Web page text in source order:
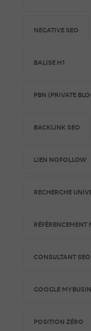
NEGATIVE SEO
BALISE H1
PBN (PRIVATE
BACKLINK SEO
LIEN NOFOLLOW
RECHERCHE
RÉFÉRENCEMENT
CONSULTANT SEO
GOOGLE
POSITION ZÉRO